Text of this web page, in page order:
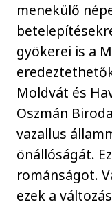
menekülő
gyökerei is a
Moldvát és
Oszmán
vazallus
önállóságát.
románságot.
ezek a